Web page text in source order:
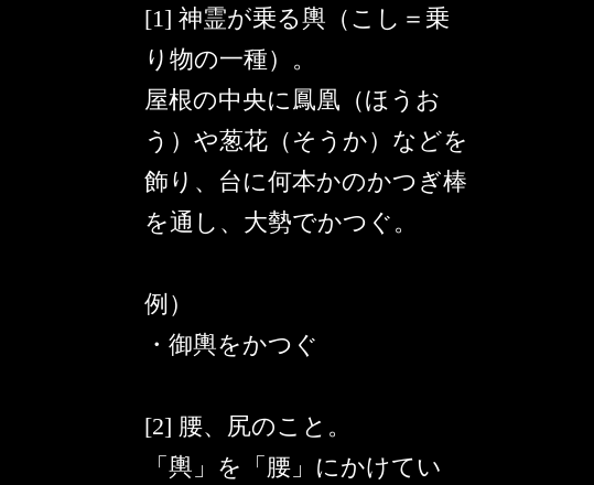
[1] 神霊が乗る輿（こし＝乗
り物の一種）。
屋根の中央に鳳凰（ほうお
う）や葱花（そうか）などを
飾り、台に何本かのかつぎ棒
を通し、大勢でかつぐ。
例）
・御輿をかつぐ
[2] 腰、尻のこと。
「輿」を「腰」にかけてい